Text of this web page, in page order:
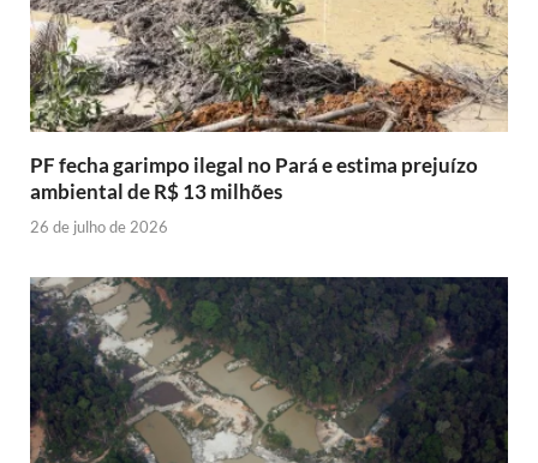
PF fecha garimpo ilegal no Pará e estima prejuízo
ambiental de R$ 13 milhões
26 de julho de 2026